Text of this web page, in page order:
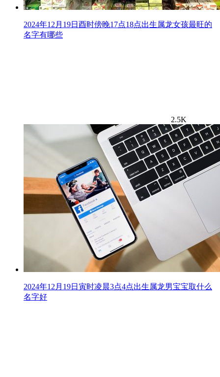
2024年12月19日酉时傍晚17点18点出生属龙女孩最旺的
名字有哪些
2.5K
2024年12月19日寅时凌晨3点4点出生属龙男宝宝取什么
名字好